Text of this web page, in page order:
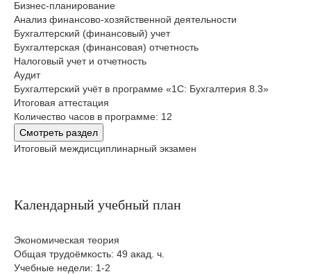
Бизнес-планирование
Анализ финансово-хозяйственной деятельности
Бухгалтерский (финансовый) учет
Бухгалтерская (финансовая) отчетность
Налоговый учет и отчетность
Аудит
Бухгалтерский учёт в программе «1С: Бухгалтерия 8.3»
Итоговая аттестация
Количество часов в программе: 12
Смотреть раздел
Итоговый междисциплинарный экзамен
Календарный учебный план
Экономическая теория
Общая трудоёмкость: 49 акад. ч.
Учебные недели: 1-2